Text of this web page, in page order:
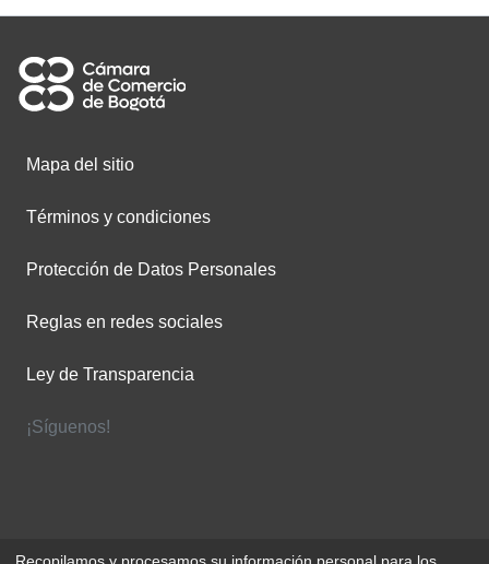
Mapa del sitio
Términos y condiciones
Protección de Datos Personales
Reglas en redes sociales
Ley de Transparencia
¡Síguenos!